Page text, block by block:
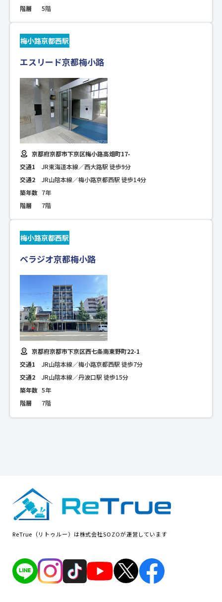
階層
5階
梅小路京都西駅
エスリード京都梅小路
京都府京都市下京区梅小路高畑町17-
交通1
JR東海道本線／西大路駅 徒歩9分
交通2
JR山陰本線／梅小路京都西駅 徒歩14分
築年数 7年
階層
7階
梅小路京都西駅
ベラジオ京都梅小路
京都府京都市下京区西七条南東野町22-1
交通1
JR山陰本線／梅小路京都西駅 徒歩7分
交通2
JR山陰本線／丹波口駅 徒歩15分
築年数 5年
階層
7階
ReTrue（リトゥルー）は株式会社SOZOが運営しています